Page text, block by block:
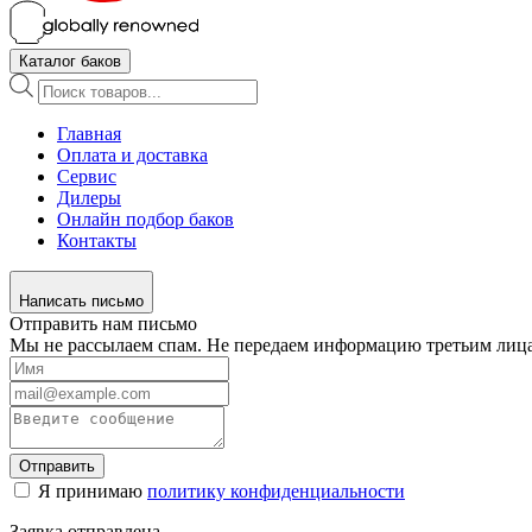
Каталог баков
Поиск
товаров
Главная
Оплата и доставка
Сервис
Дилеры
Онлайн подбор баков
Контакты
Написать письмо
Отправить нам письмо
Мы не рассылаем спам. Не передаем информацию третьим
Отправить
Я принимаю политику конфиденциальности